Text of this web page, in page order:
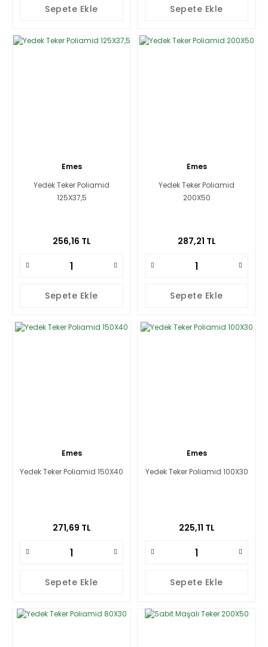
Sepete Ekle Sepete Ekle
Emes
Yedek Teker Poliamid
125X37,5
256,16 TL
Sepete Ekle
Emes
Yedek Teker Poliamid
200X50
287,21 TL
Sepete Ekle
Emes
Yedek Teker Poliamid 150X40
271,69 TL
Sepete Ekle
Emes
Yedek Teker Poliamid 100X30
225,11 TL
Sepete Ekle